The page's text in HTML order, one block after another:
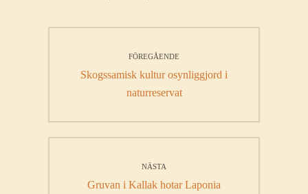
FÖREGÅENDE
Föregående
Skogssamisk kultur osynliggjord i
naturreservat
NÄSTA
Nästa
Gruvan i Kallak hotar Laponia